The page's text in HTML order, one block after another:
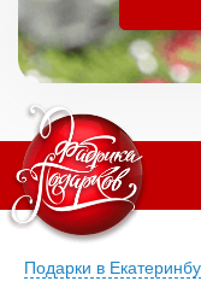
Подарки в